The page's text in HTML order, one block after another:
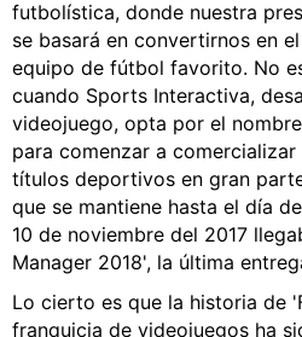
futbolística, donde nuestra
se basará en convertirnos en
equipo de fútbol favorito. No
cuando Sports Interactiva,
videojuego, opta por el
para comenzar a
títulos deportivos en gran
que se mantiene hasta el día
10 de noviembre del 2017
Manager 2018', la última
Lo cierto es que la historia de
franquicia de videojuegos ha